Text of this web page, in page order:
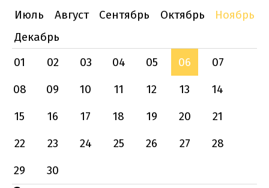
Июль
Август Сентябрь Октябрь
Ноябрь
Декабрь
01
02 03 04 05 06
07
08
09 10 11 12 13
14
15
16 17 18 19 20
21
22
23 24 25 26 27
28
29
30